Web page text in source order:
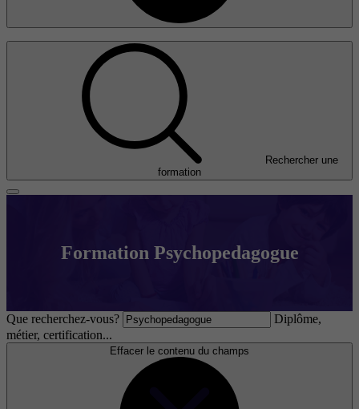
Rechercher une
formation
Formation Psychopedagogue
Que recherchez-vous?
Diplôme,
métier, certification...
Effacer le contenu du champs